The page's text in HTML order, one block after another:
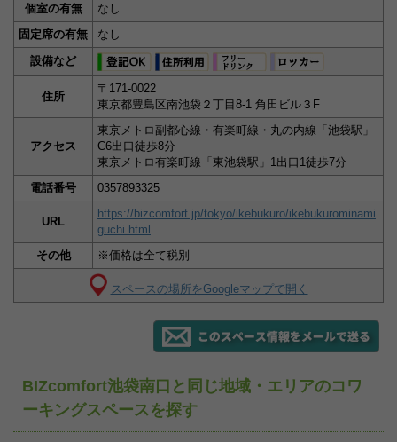
個室の有無
なし
固定席の有無
なし
設備など
住所
〒171-0022
東京都豊島区南池袋２丁目8-1 角田ビル３F
アクセス
東京メトロ副都心線・有楽町線・丸の内線「池袋駅」
C6出口徒歩8分
東京メトロ有楽町線「東池袋駅」1出口1徒歩7分
電話番号
0357893325
URL
https://bizcomfort.jp/tokyo/ikebukuro/ikebukurominami
guchi.html
その他
※価格は全て税別
スペースの場所をGoogleマップで開く
BIZcomfort池袋南口と同じ地域・エリアのコワ
ーキングスペースを探す